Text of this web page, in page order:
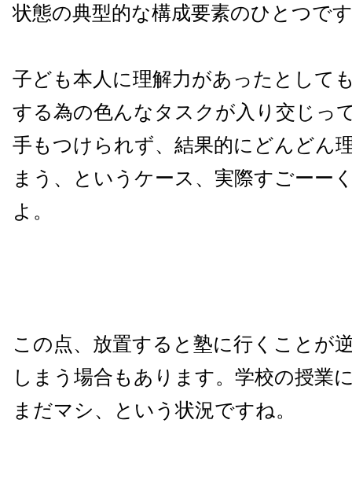
状態の典型的な構成要素のひとつで
子ども本人に理解力があったとして
する為の色んなタスクが入り交じっ
手もつけられず、結果的にどんどん
まう、というケース、実際すごーー
よ。
この点、放置すると塾に行くことが
しまう場合もあります。学校の授業
まだマシ、という状況ですね。